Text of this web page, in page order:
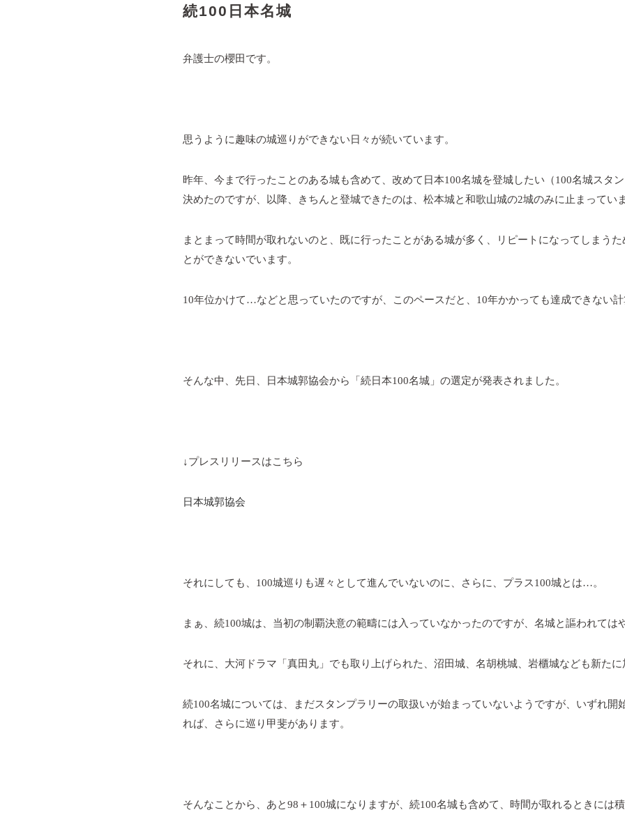
続100日本名城
弁護士の櫻田です。
思うように趣味の城巡りができない日々が続いています。
昨年、今まで行ったことのある城も含めて、改めて日本100名城を登城したい（100名城スタ
決めたのですが、以降、きちんと登城できたのは、松本城と和歌山城の2城のみに止まってい
まとまって時間が取れないのと、既に行ったことがある城が多く、リピートになってしまう
とができないでいます。
10年位かけて…などと思っていたのですが、このペースだと、 10年かかっても達成できない計
そんな中、先日、日本城郭協会から「続日本100名城」の選定が発表されました。
↓プレスリリースはこちら
日本城郭協会
それにしても、 100城巡りも遅々として進んでいないのに、さらに、プラス100城とは…。
まぁ、続100城は、当初の制覇決意の範疇には入っていなかったのですが、名城と謳われては
それに、大河ドラマ「真田丸」でも取り上げられた、沼田城、名胡桃城、岩櫃城なども新たに
続100名城については、まだスタンプラリーの取扱いが始まっていないようですが、いずれ開
れば、さらに巡り甲斐があります。
そんなことから、あと98 ＋ 100城になりますが、続100名城も含めて、時間が取れるときには